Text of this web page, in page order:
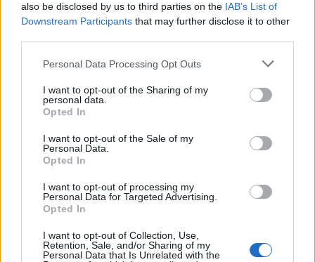
also be disclosed by us to third parties on the IAB’s List of
Downstream Participants that may further disclose it to other
Personal Data Processing Opt Outs
I want to opt-out of the Sharing of my
personal data.
Opted In
I want to opt-out of the Sale of my
Personal Data.
Opted In
I want to opt-out of processing my
Personal Data for Targeted Advertising.
Opted In
I want to opt-out of Collection, Use,
Retention, Sale, and/or Sharing of my
Personal Data that Is Unrelated with the
Τροχαίο ατύχημα με τραυματία στην
Κηφισίας: Ουρές χιλιομέτρων – Πού
Η Συντακτική ομάδα του Libre
20 Απριλίου, 2026
η κίνηση στο λεκανοπέδιο Αττικής, με τα
μεγαλύτερα προβλήματα να εντοπίζονται
δικτύου.
ΠΕΡΙΣΣΌΤΕΡΑ ...